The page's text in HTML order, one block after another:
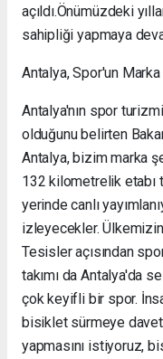
açıldı.Önümüzdeki
sahipliği yapmaya
Antalya, Spor'un
Antalya'nın spor
olduğunu belirten
Antalya, bizim marka
132 kilometrelik etabı
yerinde canlı
izleyecekler.
Tesisler açısından
takımı da Antalya'da
çok keyifli bir spor.
bisiklet sürmeye davet
yapmasını istiyoruz,